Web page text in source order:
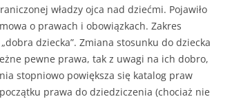
władzy ojca nad dziećmi. Pojawiło
o prawach i obowiązkach. Zakres
dziecka”. Zmiana stosunku do dziecka
pewne prawa, tak z uwagi na ich dobro,
stopniowo powiększa się katalog praw
prawa do dziedziczenia (chociaż nie